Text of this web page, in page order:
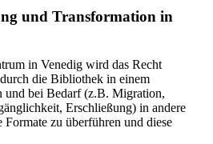
und Transformation in
in Venedig wird das Recht
die Bibliothek in einem
und bei Bedarf (z.B. Migration,
Erschließung) in andere
zu überführen und diese